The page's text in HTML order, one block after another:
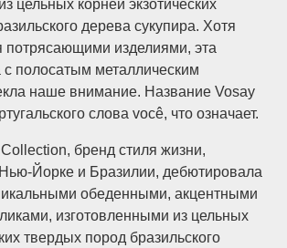
бренд стиля жизни,
Йорке и Бразилии, дебютировала
обеденными, акцентными
изготовленными из цельных
твердых пород бразильского